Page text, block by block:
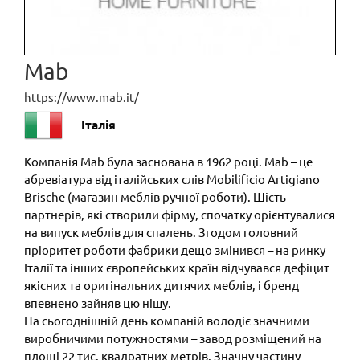
Mab
https://www.mab.it/
Італія
Компанія Mab була заснована в 1962 році. Mab – це
абревіатура від італійських слів Mobilificio Artigiano
Brische (магазин меблів ручної роботи). Шість
партнерів, які створили фірму, спочатку орієнтувалися
на випуск меблів для спалень. Згодом головний
пріоритет роботи фабрики дещо змінився – на ринку
Італії та інших європейських країн відчувався дефіцит
якісних та оригінальних дитячих меблів, і бренд
впевнено зайняв цю нішу.
На сьогоднішній день компаній володіє значними
виробничими потужностями – завод розміщений на
площі 22 тис. квадратних метрів. Значну частину